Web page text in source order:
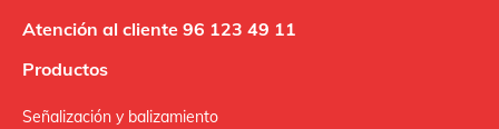
Atención al cliente 96 123 49 11
Productos
Señalización y balizamiento